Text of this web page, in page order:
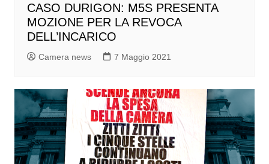
CASO DURIGON: M5S PRESENTA
MOZIONE PER LA REVOCA
DELL’INCARICO
Camera news 7 Maggio 2021